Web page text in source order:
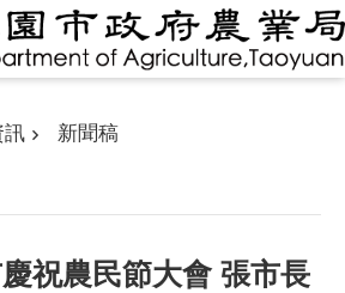
訊 新聞稿
祝農民節大會 張市長